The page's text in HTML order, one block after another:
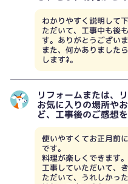
わかりやすく説明して
ただいて、工事中も後
す。ありがとうございま
また、何かありました
しますﾈ。
リフォームまたは、
お気に入りの場所や
ど、工事後のご感想
使いやすくてお正月前
です。
料理が楽しくできます
工事していただいて、
ただいて、うれしかった